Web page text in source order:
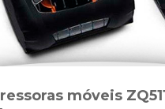
móveis